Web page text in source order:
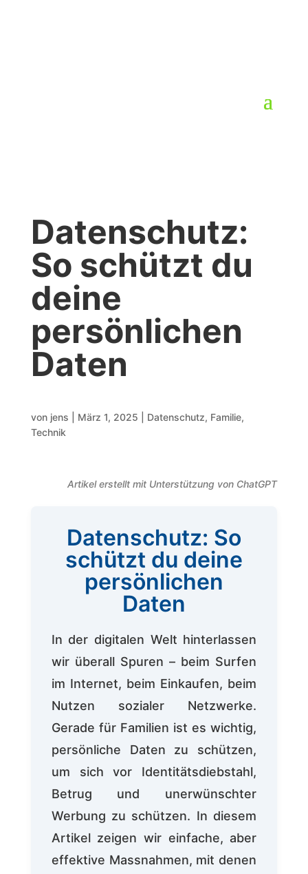
Datenschutz:
So schützt du
deine
persönlichen
Daten
von jens März 1, 2025 Datenschutz, Familie,
Technik
Artikel erstellt mit Unterstützung von ChatGPT
Datenschutz: So
schützt du deine
persönlichen
Daten
In der digitalen Welt hinterlassen
wir überall Spuren – beim Surfen
im Internet, beim Einkaufen, beim
Nutzen sozialer Netzwerke.
Gerade für Familien ist es wichtig,
persönliche Daten zu schützen,
um sich vor Identitätsdiebstahl,
Betrug und unerwünschter
Werbung zu schützen. In diesem
Artikel zeigen wir einfache, aber
effektive Massnahmen, mit denen